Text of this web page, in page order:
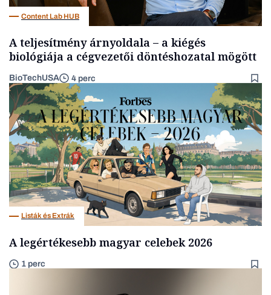
Content Lab HUB
A teljesítmény árnyoldala – a kiégés
biológiája a cégvezetői döntéshozatal mögött
BioTechUSA 4 perc
Listák és Extrák
A legértékesebb magyar celebek 2026
1 perc